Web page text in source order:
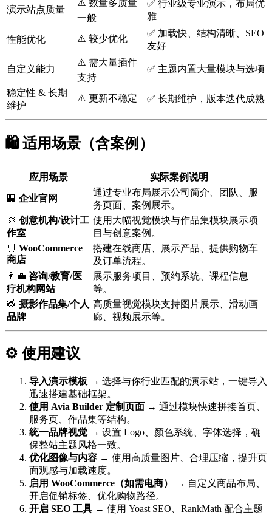
演示站点质量
⚠️ 数量多质量
一般
✅ 行业级专业演示，布局优
雅
性能优化 ⚠️ 较少优化
✅ 加载快、结构清晰、SEO
友好
自定义能力
⚠️ 需大量插件
支持
✅ 主题内置大量模块与选项
稳定性 & 长期
维护
⚠️ 更新不稳定 ✅ 长期维护，版本迭代成熟
🛍️ 适用场景（含案例）
应用场景 实际案例说明
🏢 企业官网
通过专业布局展示公司简介、团队、服
务页面、案例展示。
🎨 创意机构/设计工
作室
使用大幅视觉模块与作品集模块展示项
目与创意案例。
🛒 WooCommerce
商店
搭建在线商店、展示产品、提供购物车
及订单流程。
👨‍💼 咨询/教育/医
疗机构网站
展示服务项目、预约系统、课程信息
等。
📸 摄影作品集/个人
品牌
高质量视觉模块支持图片展示、滑动画
廊、视频展示等。
⚙️ 使用建议
导入演示模板 → 选择与你行业匹配的演示站，一键导入
迅速搭建基础框架。
使用 Avia Builder 定制页面 → 通过模块快速拼接首页、
服务页、作品集等结构。
统一品牌视觉→ 设置 Logo、颜色系统、字体选择，确
保整站主题风格一致。
优化图像与内容 → 使用高质量图片、合理压缩，提升页
面观感与加载速度。
启用 WooCommerce（如需电商）
→ 自定义商品布局、
开启促销标签、优化购物路径。
开启 SEO 工具 → 使用 Yoast SEO、RankMath 配合主题